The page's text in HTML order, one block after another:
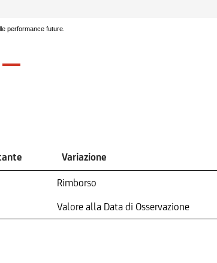
performance future.
Variazione
Rimborso
Valore alla Data di Osservazione